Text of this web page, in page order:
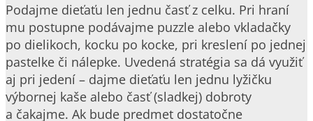
Podajme dieťaťu len jednu časť z celku. Pri hraní
mu postupne podávajme puzzle alebo vkladačky
po dielikoch, kocku po kocke, pri kreslení po jednej
pastelke či nálepke. Uvedená stratégia sa dá využiť
aj pri jedení – dajme dieťaťu len jednu lyžičku
výbornej kaše alebo časť (sladkej) dobroty
a čakajme. Ak bude predmet dostatočne